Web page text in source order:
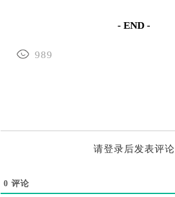
- END -
989
请登录后发表评论
0 评论